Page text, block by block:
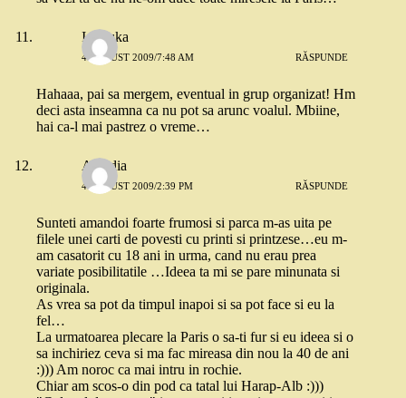
Ionouka
4 AUGUST 2009/7:48 AM RĂSPUNDE
Hahaaa, pai sa mergem, eventual in grup organizat! Hm
deci asta inseamna ca nu pot sa arunc voalul. Mbiine,
hai ca-l mai pastrez o vreme…
Arcadia
4 AUGUST 2009/2:39 PM RĂSPUNDE
Sunteti amandoi foarte frumosi si parca m-as uita pe
filele unei carti de povesti cu printi si printzese…eu m-
am casatorit cu 18 ani in urma, cand nu erau prea
variate posibilitatile …Ideea ta mi se pare minunata si
originala.
As vrea sa pot da timpul inapoi si sa pot face si eu la
fel…
La urmatoarea plecare la Paris o sa-ti fur si eu ideea si o
sa inchiriez ceva si ma fac mireasa din nou la 40 de ani
:))) Am noroc ca mai intru in rochie.
Chiar am scos-o din pod ca tatal lui Harap-Alb :)))